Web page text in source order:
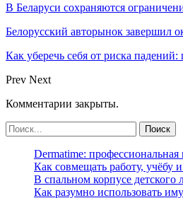
В Беларуси сохраняются
Белорусский авторынок завершил
Как уберечь себя от риска падений:
Prev Next
Комментарии закрыты.
Dermatime:
Как совмещать работу, учёбу
В спальном корпусе
Как разумно использовать